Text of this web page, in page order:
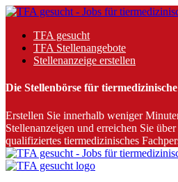
TFA gesucht
TFA Stellenangebote
Stellenanzeige erstellen
Die Stellenbörse für
Erstellen Sie innerhalb weniger
Stellenanzeigen und erreichen Sie
qualifiziertes tiermedizinisches